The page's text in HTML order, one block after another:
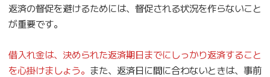
返済の督促を避けるためには、督促される状況を作らないこと
が重要です。
借入れ金は、決められた返済期日までにしっかり返済すること
を心掛けましょう。 また、返済日に間に合わないときは、事前